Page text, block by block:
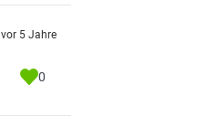
vor 5 Jahre
0